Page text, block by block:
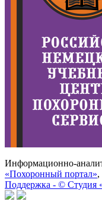
Информационно-
«Похоронный портал»,
Поддержка - © Cтудия